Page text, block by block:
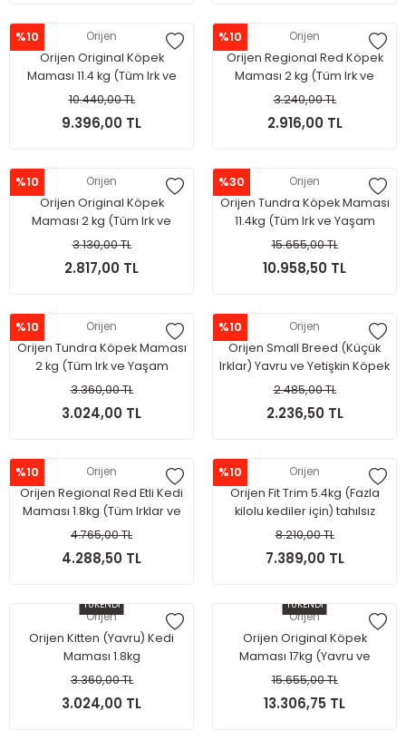
%10 Orijen
Orijen Original Köpek
Maması 11.4 kg (Tüm Irk ve
Yaşam Evreleri İçin)
10.440,00 TL
9.396,00 TL
%10 Orijen
Orijen Regional Red Köpek
Maması 2 kg (Tüm Irk ve
Yaşam Evreleri İçin)
3.240,00 TL
2.916,00 TL
%10 Orijen
Orijen Original Köpek
Maması 2 kg (Tüm Irk ve
Yaşam Evreleri İçin)
3.130,00 TL
2.817,00 TL
%30 Orijen
Orijen Tundra Köpek Maması
11.4kg (Tüm Irk ve Yaşam
Evreleri İçin)
15.655,00 TL
10.958,50 TL
%10 Orijen
Orijen Tundra Köpek Maması
2 kg (Tüm Irk ve Yaşam
Evreleri İçin)
3.360,00 TL
3.024,00 TL
%10 Orijen
Orijen Small Breed (Küçük
Irklar) Yavru ve Yetişkin Köpek
Maması 1.8kg
2.485,00 TL
2.236,50 TL
%10 Orijen
Orijen Regional Red Etli Kedi
Maması 1.8kg (Tüm Irklar ve
yaşam evreleri)
4.765,00 TL
4.288,50 TL
%10 Orijen
Orijen Fit Trim 5.4kg (Fazla
kilolu kediler için) tahılsız
mama
8.210,00 TL
7.389,00 TL
TÜKENDİ
Orijen
Orijen Kitten (Yavru) Kedi
Maması 1.8kg
3.360,00 TL
3.024,00 TL
TÜKENDİ
Orijen
Orijen Original Köpek
Maması 17kg (Yavru ve
Yetişkin)
15.655,00 TL
13.306,75 TL